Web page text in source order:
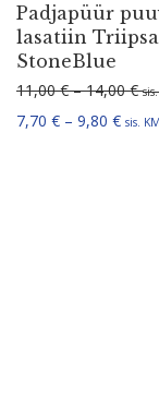
Padjapüür
la­satiin
StoneBlue
11,00€ – 14,00€
7,70 € – 9,80 € sis. KM